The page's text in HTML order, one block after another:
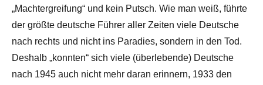
„Machtergreifung“ und kein Putsch. Wie man weiß, führte
der größte deutsche Führer aller Zeiten viele Deutsche
nach rechts und nicht ins Paradies, sondern in den Tod.
Deshalb „konnten“ sich viele (überlebende) Deutsche
nach 1945 auch nicht mehr daran erinnern, 1933 den